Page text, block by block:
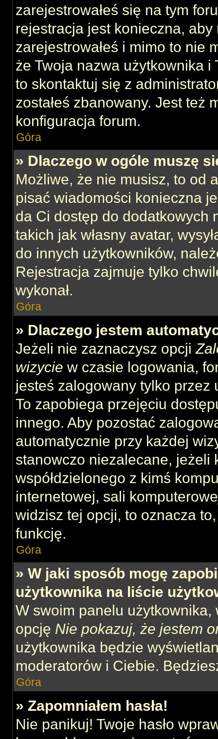
zarejestrowałeś się na tym
rejestracja jest konieczna,
zarejestrowałeś i mimo to nie
że Twoja nazwa użytkownika i
to skontaktuj się z
zostałeś zbanowany. Jest też
konfiguracja forum.
Góra
» Dlaczego w ogóle muszę
Możliwe, że nie musisz, to od
pisać wiadomości konieczna
da Ci dostęp do dodatkowych
takich jak własny avatar,
do innych użytkowników,
Rejestracja zajmuje tylko
wykonał.
Góra
» Dlaczego jestem
Jeżeli nie zaznaczysz opcji
wizycie w czasie logowania,
jesteś zalogowany tylko
To zapobiega przejęciu
innego. Aby pozostać
automatycznie przy każdej
stanowczo niezalecane, jeżeli
współdzielonego z kimś
internetowej, sali
widzisz tej opcji, to oznacza
funkcję.
Góra
» W jaki sposób mogę
użytkownika na liście
W swoim panelu użytkownika,
opcję Nie pokazuj, że jestem
użytkownika będzie
moderatorów i Ciebie.
Góra
» Zapomniałem hasła!
Nie panikuj! Twoje hasło